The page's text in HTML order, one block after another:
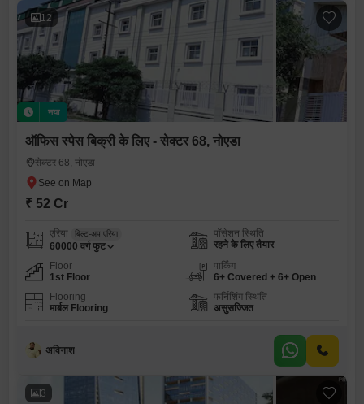
12
नया
ऑफिस स्पेस बिक्री के लिए - सेक्टर 68, नोएडा
सेक्टर 68, नोएडा
₹ 52 Cr
एरिया बिल्ट-अप एरिया
60000 वर्ग फुट
पॉसेशन स्थिति
रहने के लिए तैयार
Floor
1st Floor
पार्किंग
6+ Covered + 6+ Open
Flooring
मार्बल Flooring
फर्निशिंग स्थिति
असुसज्जित
अविनाश
3